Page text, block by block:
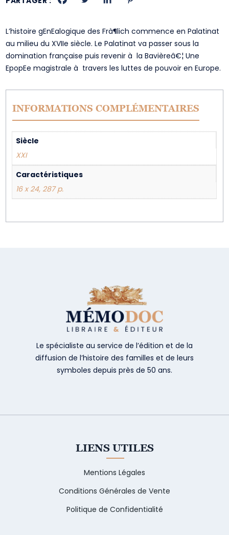
L’histoire gEnEalogique des Frà¶lich commence en Palatinat
au milieu du XVIIe siècle. Le Palatinat va passer sous la
domination française puis revenir à la Bavièreâ€¦ Une
EpopEe magistrale à travers les luttes de pouvoir en Europe.
INFORMATIONS COMPLÉMENTAIRES
Siècle
XXI
Caractéristiques
16 x 24, 287 p.
Le spécialiste au service de l’édition et de la
diffusion de l’histoire des familles et de leurs
symboles depuis près de 50 ans.
LIENS UTILES
Mentions Légales
Conditions Générales de Vente
Politique de Confidentialité